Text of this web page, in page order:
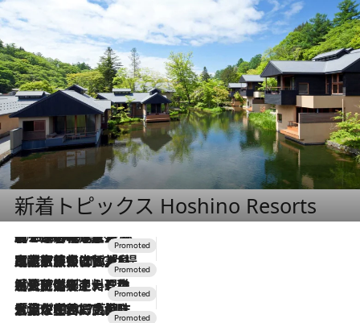
新着トピックス Hoshino Resorts
2026.8.7
【トンボの足水浴】ヒノキの香りに包まれて涼感マックス！約13℃の湧水かけ流しを避暑地「星野温泉 トンボの湯」で体験
2026.7.31
【ホテル帰省】という選択肢をOMOが提案。家族とほどよい距離を保つには「昼は実家、夜は気兼ねなくホテルで！」
2026.7.24
【夏限定ディナーコース】旬を迎える稚鮎や花ズッキーニなどをイタリア・トスカーナの郷土料理の手法で満喫！
2026.7.17
「土佐和ハーブかき氷」がOMO7高知に登場！生姜、山椒、大葉など目にも舌にも涼を呼ぶ郷土の味